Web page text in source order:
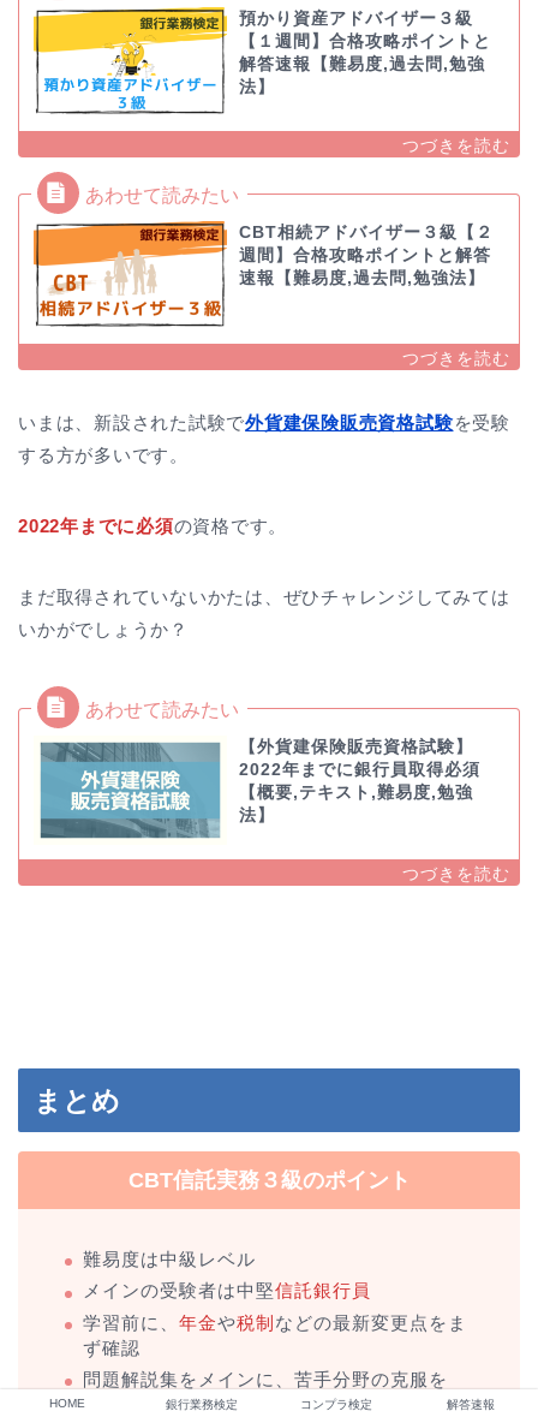
預かり資産アドバイザー３級
【１週間】合格攻略ポイントと
解答速報【難易度,過去問,勉強
法】
CBT相続アドバイザー３級【２
週間】合格攻略ポイントと解答
速報【難易度,過去問,勉強法】
いまは、新設された試験で外貨建保険販売資格試験を受験
する方が多いです。
2022年までに必須の資格です。
まだ取得されていないかたは、ぜひチャレンジしてみては
いかがでしょうか？
【外貨建保険販売資格試験】
2022年までに銀行員取得必須
【概要,テキスト,難易度,勉強
法】
まとめ
CBT信託実務３級のポイント
難易度は中級レベル
メインの受験者は中堅信託銀行員
学習前に、 年金や税制 などの最新変更点をま
ず確認
問題解説集をメインに、苦手分野の克服を
HOME 銀行業務検定 コンプラ検定 解答速報